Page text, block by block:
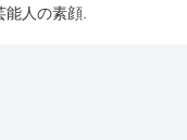
人の素顔.